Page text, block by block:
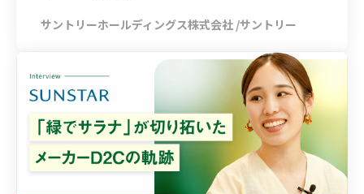
サントリーホールディングス株式会社 /サントリー